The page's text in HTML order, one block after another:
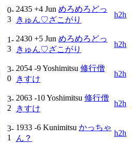
0-
3
2435 +4 Jun めろめろどっ
きゅん♡ざこがり
h2h
1-
3
2430 +5 Jun めろめろどっ
きゅん♡ざこがり
h2h
3-
0
2054 -9Yoshimitsu 修行僧
きすけ
h2h
3-
2
2063 -10Yoshimitsu 修行僧
きすけ
h2h
3-
1
1933 -6 Kunimitsu かっちゃ
ん？
h2h